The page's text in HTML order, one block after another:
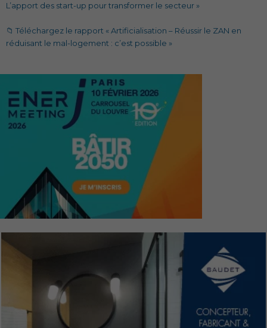
L’apport des start-up pour transformer le secteur »
📁 Téléchargez le rapport « Artificialisation – Réussir le ZAN en
réduisant le mal-logement : c’est possible »